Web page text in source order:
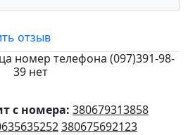
отзыв
номер телефона (097)391-98-
39 нет
с номера: 380679313858
380675692123